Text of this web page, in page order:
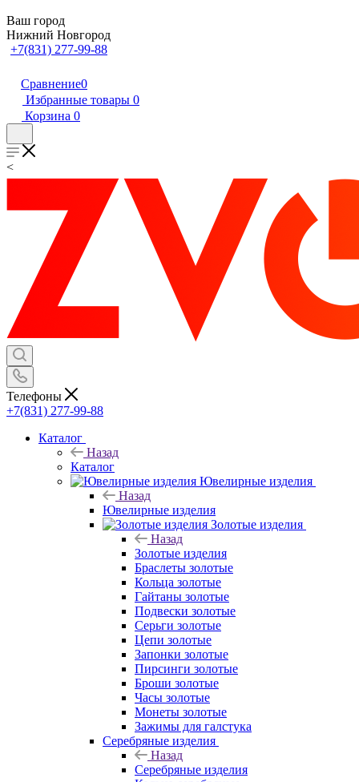
Ваш город
Нижний Новгород
+7(831) 277-99-88
Сравнение0
Избранные товары 0
Корзина 0
<
Телефоны
+7(831) 277-99-88
Каталог
Назад
Каталог
Ювелирные изделия
Назад
Ювелирные изделия
Золотые изделия
Назад
Золотые изделия
Браслеты золотые
Кольца золотые
Гайтаны золотые
Подвески золотые
Серьги золотые
Цепи золотые
Запонки золотые
Пирсинги золотые
Броши золотые
Часы золотые
Монеты золотые
Зажимы для галстука
Серебряные изделия
Назад
Серебряные изделия